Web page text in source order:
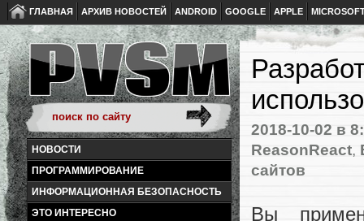
ГЛАВНАЯ АРХИВ НОВОСТЕЙ ANDROID GOOGLE APPLE
НОВОСТИ
ПРОГРАММИРОВАНИЕ
ИНФОРМАЦИОННАЯ БЕЗОПАСНОСТЬ
ЭТО ИНТЕРЕСНО
2018-10-02 в
ReasonReact,
сайтов
Вы